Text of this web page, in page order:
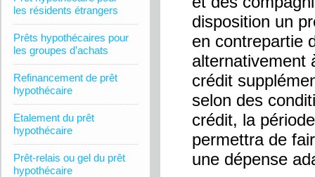
les résidents étrangers
Prêts hypothécaires pour
les groupes d’achats
Refinancement de prêt
hypothécaire
Etalement du prêt
hypothécaire
Prêt-relais ou gel du prêt
hypothécaire
disposition un
en contrepartie
alternativement
crédit
selon des
crédit, la
permettra de
une dépense